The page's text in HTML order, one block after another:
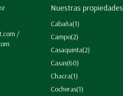
/
Nuestras propiedades
Cabaña(1)
Campo(2)
Casaquinta(2)
Casas(60)
Chacra(1)
Cocheras(1)